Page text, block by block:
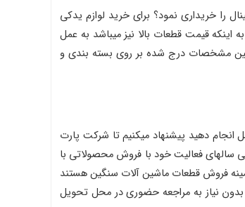
را خریداری نمود؟ برای خرید لوازم یدکی
اینکه قیمت قطعات بالا نیز میباشد به عمل
مشخصات درج شده بر روی بسته بندی و
انجام دهید پیشنهاد میکنیم تا شرکت پارت
سالهای فعالیت خود با فروش محصولاتی با
فروش قطعات ماشین آلات سنگین هستند
بدون نیاز به مراجعه حضوری در محل تحویل